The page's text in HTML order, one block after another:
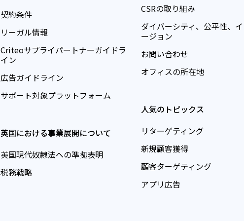
契約条件
リーガル情報
Criteoサプライパートナーガイドラ
イン
広告ガイドライン
サポート対象プラットフォーム
英国における事業展開について
英国現代奴隷法への準拠表明
税務戦略
CSRの取り組み
ダイバーシティ、公平性、
ージョン
お問い合わせ
オフィスの所在地
人気のトピックス
リターゲティング
新規顧客獲得
顧客ターゲティング
アプリ広告